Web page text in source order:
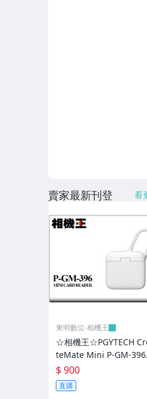
鏡頭-Tamron
鏡頭-
DC相機配件
富士拍立得
底片相機、玩具
PIXEL 快門線/觸
螢幕保護貼、清
賣家最新刊登 看
東明數位-相機王
☆相機王☆PGYTECH
teMate Mini P-GM-396
白色〔SD、MicroSD卡適
用〕記憶卡收納盒/讀卡機
(5)
$ 900
直購